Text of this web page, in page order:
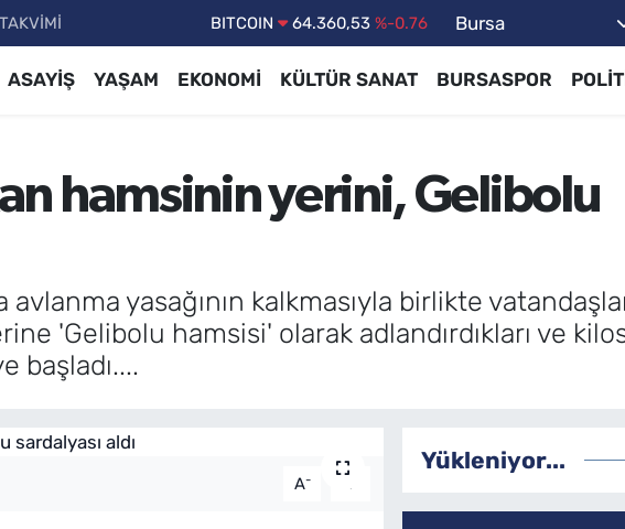
DOLAR 47,7143 %0.16
BİST100
13.887
%64
BITCOIN
%-0.76
Bursa
ASAYİŞ YAŞAM EKONOMİ KÜLTÜR SANAT BURSASPOR
hamsinin yerini, Gelibolu
avlanma yasağının kalkmasıyla birlikte
'Gelibolu hamsisi' olarak adlandırdıkları ve
başladı....
A- A
Yükleniyor...